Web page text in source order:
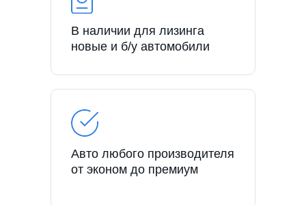
В наличии для лизинга
новые и б/у автомобили
Авто любого производителя
от эконом до премиум